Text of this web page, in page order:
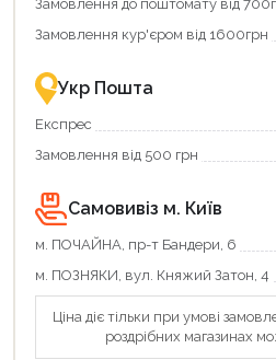
картою
єКнига
–
зручно
та
Замовлення до поштомату від
Замовлення кур'єром від 1600грн
Укр Пошта
Експрес
Замовлення від 500 грн
Самовивіз м. Київ
м. ПОЧАЙНА, пр-т Бандери, 6
м. ПОЗНЯКИ, вул. Княжий Затон, 4
Ціна діє тільки при умові
роздрібних магазинах